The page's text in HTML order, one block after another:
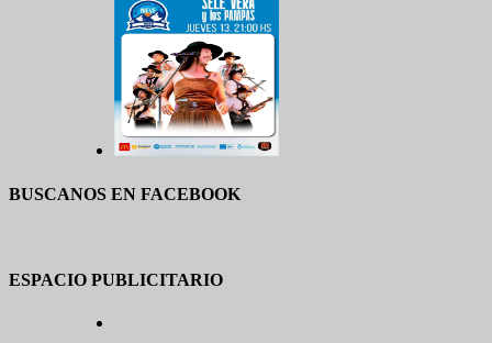
BUSCANOS EN FACEBOOK
ESPACIO PUBLICITARIO